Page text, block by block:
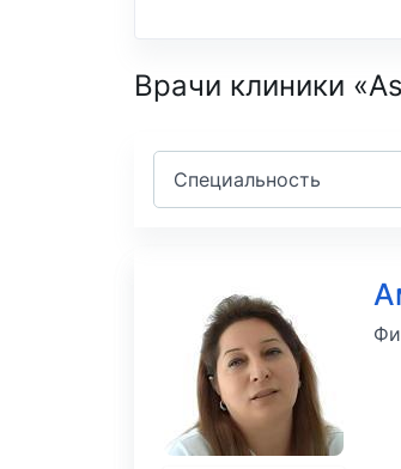
Врачи клиники
Специальность